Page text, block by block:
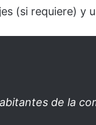
(si requiere) y
de la